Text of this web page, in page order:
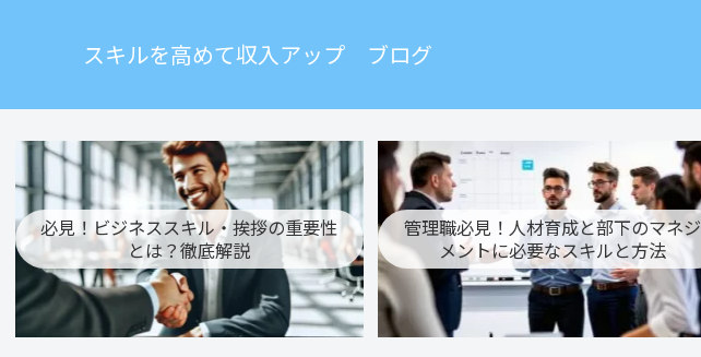
スキルを高めて収入アップ ブログ
必見！ビジネススキル・挨拶の重要性
とは？徹底解説
管理職必見！人材育成と部下のマネジ
メントに必要なスキルと方法